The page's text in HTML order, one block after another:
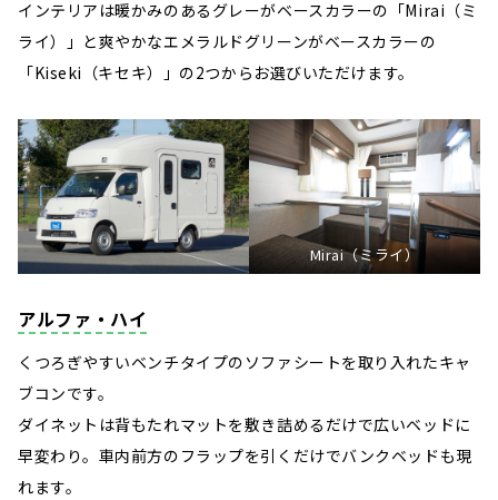
インテリアは暖かみのあるグレーがベースカラーの「Mirai（ミ
ライ）」と爽やかなエメラルドグリーンがベースカラーの
「Kiseki（キセキ）」の2つからお選びいただけます。
Mirai（ミライ）
アルファ・ハイ
くつろぎやすいベンチタイプのソファシートを取り入れたキャ
ブコンです。
ダイネットは背もたれマットを敷き詰めるだけで広いベッドに
早変わり。車内前方のフラップを引くだけでバンクベッドも現
れます。